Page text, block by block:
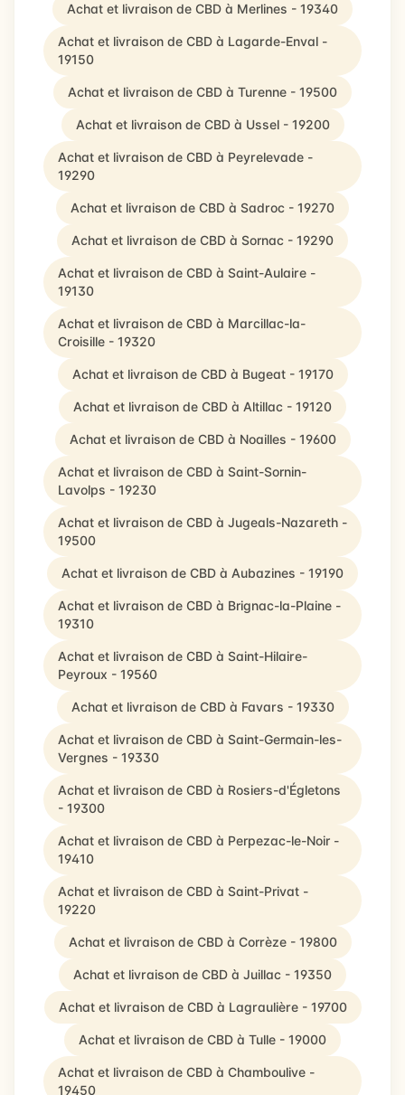
Achat et livraison de CBD à Merlines - 19340
Achat et livraison de CBD à Lagarde-Enval -
19150
Achat et livraison de CBD à Turenne - 19500
Achat et livraison de CBD à Ussel - 19200
Achat et livraison de CBD à Peyrelevade -
19290
Achat et livraison de CBD à Sadroc - 19270
Achat et livraison de CBD à Sornac - 19290
Achat et livraison de CBD à Saint-Aulaire -
19130
Achat et livraison de CBD à Marcillac-la-
Croisille - 19320
Achat et livraison de CBD à Bugeat - 19170
Achat et livraison de CBD à Altillac - 19120
Achat et livraison de CBD à Noailles - 19600
Achat et livraison de CBD à Saint-Sornin-
Lavolps - 19230
Achat et livraison de CBD à Jugeals-Nazareth -
19500
Achat et livraison de CBD à Aubazines - 19190
Achat et livraison de CBD à Brignac-la-Plaine -
19310
Achat et livraison de CBD à Saint-Hilaire-
Peyroux - 19560
Achat et livraison de CBD à Favars - 19330
Achat et livraison de CBD à Saint-Germain-les-
Vergnes - 19330
Achat et livraison de CBD à Rosiers-d'Égletons
- 19300
Achat et livraison de CBD à Perpezac-le-Noir -
19410
Achat et livraison de CBD à Saint-Privat -
19220
Achat et livraison de CBD à Corrèze - 19800
Achat et livraison de CBD à Juillac - 19350
Achat et livraison de CBD à Lagraulière - 19700
Achat et livraison de CBD à Tulle - 19000
Achat et livraison de CBD à Chamboulive -
19450